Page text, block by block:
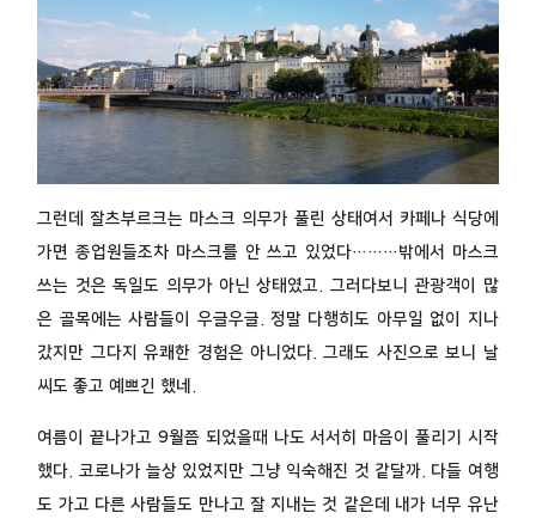
그런데 잘츠부르크는 마스크 의무가 풀린 상태여서 카페나 식당에
가면 종업원들조차 마스크를 안 쓰고 있었다………밖에서 마스크
쓰는 것은 독일도 의무가 아닌 상태였고. 그러다보니 관광객이 많
은 골목에는 사람들이 우글우글. 정말 다행히도 아무일 없이 지나
갔지만 그다지 유쾌한 경험은 아니었다. 그래도 사진으로 보니 날
씨도 좋고 예쁘긴 했네.
여름이 끝나가고 9월쯤 되었을때 나도 서서히 마음이 풀리기 시작
했다. 코로나가 늘상 있었지만 그냥 익숙해진 것 같달까. 다들 여행
도 가고 다른 사람들도 만나고 잘 지내는 것 같은데 내가 너무 유난